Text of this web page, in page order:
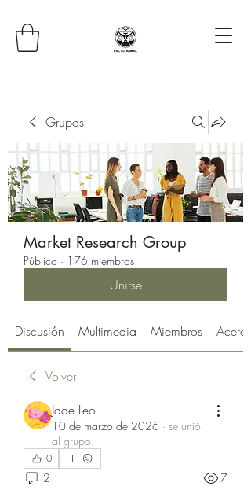
Grupos
Market Research Group
Público · 176 miembros
Unirse
Discusión Multimedia Miembros Acerca
Volver
Jade Leo
10 de marzo de 2026 · se unió
al grupo.
0
2 7